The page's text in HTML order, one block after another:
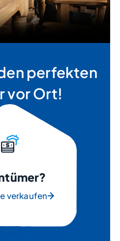
perfekten
vor Ort!
verkaufen